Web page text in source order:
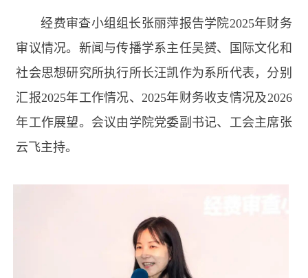
经费审查小组组长张丽萍报告学院2025年财务
审议情况。新闻与传播学系主任吴赟、国际文化和
社会思想研究所执行所长汪凯作为系所代表，分别
汇报2025年工作情况、 2025年财务收支情况及2026
年工作展望。会议由学院党委副书记、工会主席张
云飞主持。